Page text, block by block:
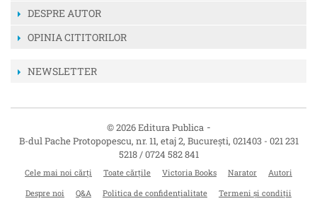
DESPRE AUTOR
OPINIA CITITORILOR
NEWSLETTER
© 2026 Editura Publica-
B-dul Pache Protopopescu, nr. 11, etaj 2, București, 021403 - 021 231
5218 / 0724 582 841
Cele mai noi cărți Toate cărțile Victoria Books Narator
Autori
Despre noi
Q&A Politica de confidențialitate Termeni și condiții